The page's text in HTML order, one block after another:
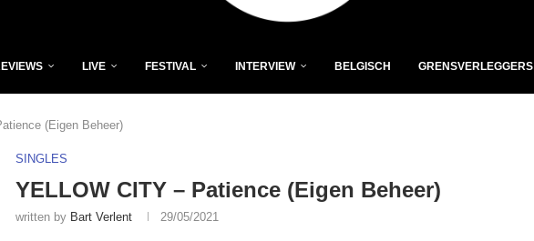
LIVE FESTIVAL INTERVIEW BELGISCH GRENSVERLEGGERS
(Eigen Beheer)
SINGLES
YELLOW CITY – Patience (Eigen Beheer)
written by Bart Verlent 29/05/2021